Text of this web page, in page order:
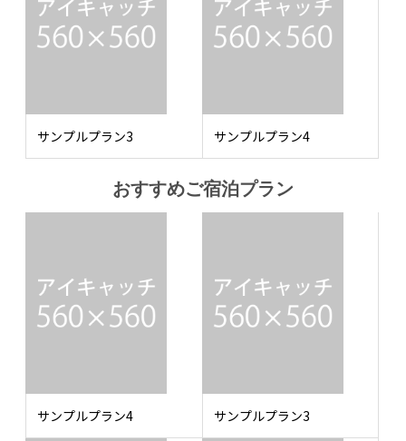
サンプルプラン3 サンプルプラン4
おすすめご宿泊プラン
サンプルプラン4 サンプルプラン3